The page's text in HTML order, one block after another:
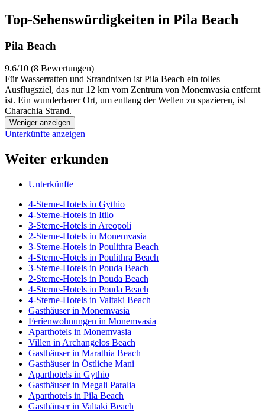
Top-Sehenswürdigkeiten in Pila Beach
Pila Beach
9.6/10 (8 Bewertungen)
Für Wasserratten und Strandnixen ist Pila Beach ein tolles
Ausflugsziel, das nur 12 km vom Zentrum von Monemvasia entfernt
ist. Ein wunderbarer Ort, um entlang der Wellen zu spazieren, ist
Charachia Strand.
Weniger anzeigen
Unterkünfte anzeigen
Weiter erkunden
Unterkünfte
4-Sterne-Hotels in Gythio
4-Sterne-Hotels in Itilo
3-Sterne-Hotels in Areopoli
2-Sterne-Hotels in Monemvasia
3-Sterne-Hotels in Poulithra Beach
4-Sterne-Hotels in Poulithra Beach
3-Sterne-Hotels in Pouda Beach
2-Sterne-Hotels in Pouda Beach
4-Sterne-Hotels in Pouda Beach
4-Sterne-Hotels in Valtaki Beach
Gasthäuser in Monemvasia
Ferienwohnungen in Monemvasia
Aparthotels in Monemvasia
Villen in Archangelos Beach
Gasthäuser in Marathia Beach
Gasthäuser in Östliche Mani
Aparthotels in Gythio
Gasthäuser in Megali Paralia
Aparthotels in Pila Beach
Gasthäuser in Valtaki Beach